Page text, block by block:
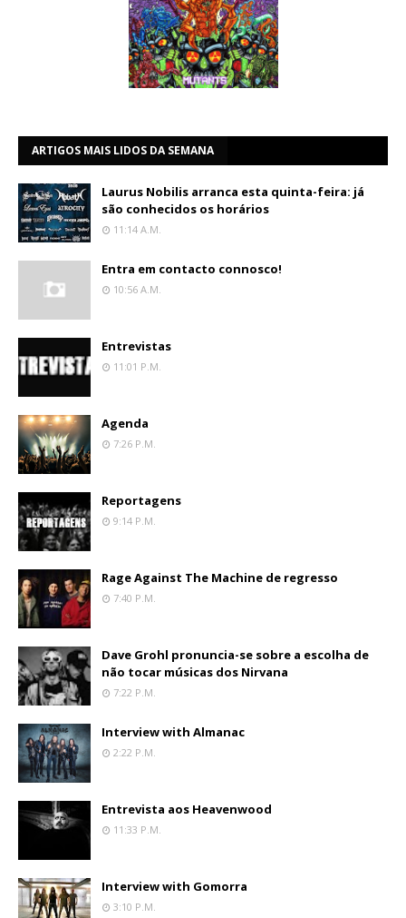
ARTIGOS MAIS LIDOS DA SEMANA
Laurus Nobilis arranca esta quinta-feira: já
são conhecidos os horários
11:14 A.m.
Entra em contacto connosco!
10:56 A.m.
Entrevistas
11:01 P.m.
Agenda
7:26 P.m.
Reportagens
9:14 P.m.
Rage Against The Machine de regresso
7:40 P.m.
Dave Grohl pronuncia-se sobre a escolha de
não tocar músicas dos Nirvana
7:22 P.m.
Interview with Almanac
2:22 P.m.
Entrevista aos Heavenwood
11:33 P.m.
Interview with Gomorra
3:10 P.m.